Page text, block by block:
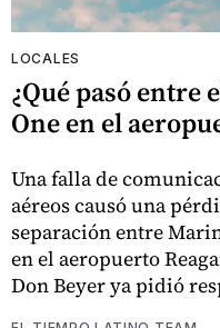
LOCALES
¿Qué pasó entre
One en el
Una falla de
aéreos causó una
separación entre
en el aeropuerto
Don Beyer ya pidió